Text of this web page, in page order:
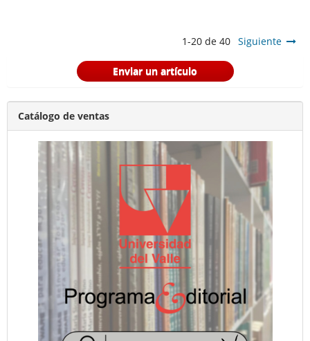
1-20 de 40 Siguiente
Enviar un artículo
Catálogo de ventas